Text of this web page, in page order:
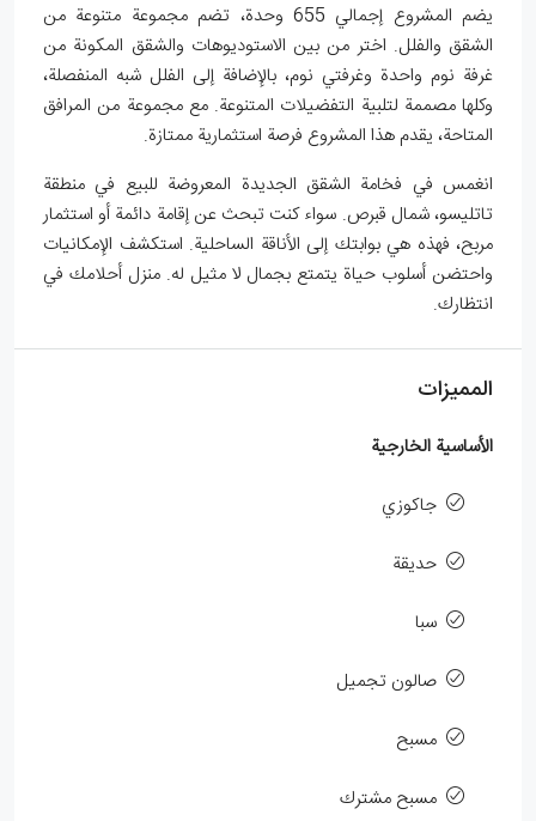
يضم المشروع إجمالي 655 وحدة، تضم مجموعة متنوعة من
الشقق والفلل. اختر من بين الاستوديوهات والشقق المكونة من
غرفة نوم واحدة وغرفتي نوم، بالإضافة إلى الفلل شبه المنفصلة،
وكلها مصممة لتلبية التفضيلات المتنوعة. مع مجموعة من المرافق
المتاحة، يقدم هذا المشروع فرصة استثمارية ممتازة.
انغمس في فخامة الشقق الجديدة المعروضة للبيع في منطقة
تاتليسو، شمال قبرص. سواء كنت تبحث عن إقامة دائمة أو استثمار
مربح، فهذه هي بوابتك إلى الأناقة الساحلية. استكشف الإمكانيات
واحتضن أسلوب حياة يتمتع بجمال لا مثيل له. منزل أحلامك في
انتظارك.
المميزات
الأساسية الخارجية
جاكوزي
حديقة
سبا
صالون تجميل
مسبح
مسبح مشترك